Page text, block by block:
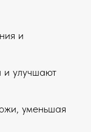
и
и улучшают
уменьшая